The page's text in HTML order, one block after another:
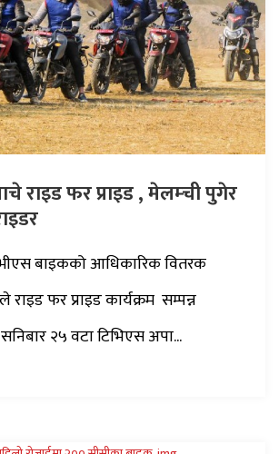
राइड फर प्राइड , मेलम्ची पुगेर
बाइकको आधिकारिक वितरक
राइड फर प्राइड कार्यक्रम सम्पन्न
२५ वटा टिभिएस अपा...